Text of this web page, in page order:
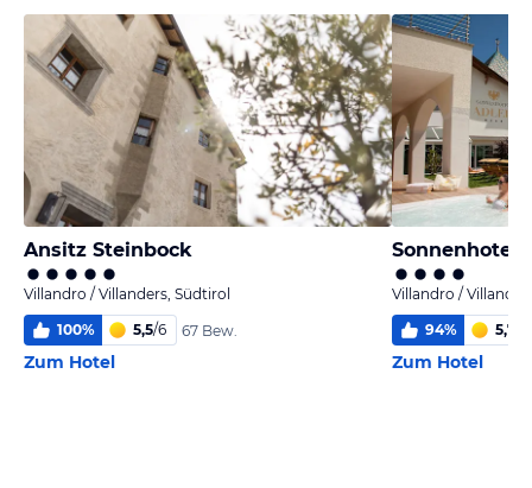
Ansitz Steinbock
Villandro / Villanders, Südtirol
100% 5,5/6 67 Bew.
Zum Hotel
Sonnenhotel
Villandro /
94% 5,7
Zum Hotel